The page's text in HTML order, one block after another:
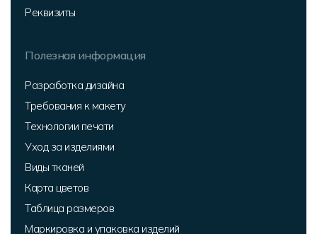
Реквизиты
Полезная информация
Разработка дизайна
Требования к макету
Технологии печати
Уход за изделиями
Виды тканей
Карта цветов
Таблица размеров
Маркировка и упаковка изделий